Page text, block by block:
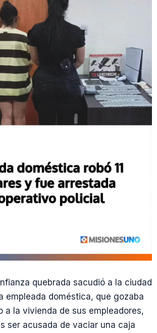
quebrada sacudió a la ciudad
empleada doméstica, que gozaba
a la vivienda de sus empleadores,
ser acusada de vaciar una caja